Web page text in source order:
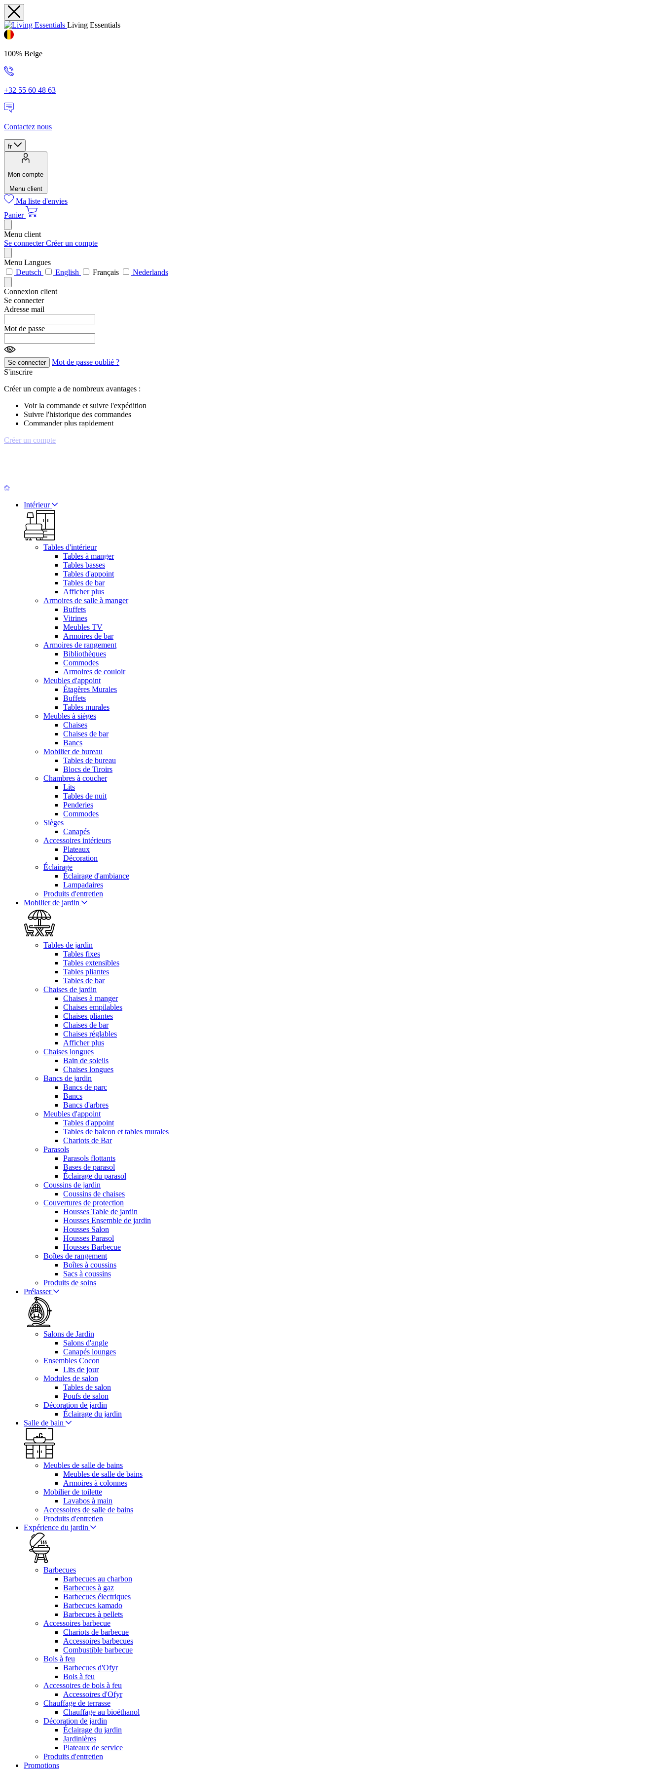
Living Essentials
100% Belge
+32 55 60 48 63
Contactez nous
fr
Mon compte
Menu client
Ma liste d'envies
Panier
Menu client
Se connecterCréer un compte
Menu Langues
Deutsch
English Français Nederlands
Connexion client
Se connecter
Adresse mail
Mot de passe
Se connecter
Mot de passe oublié ?
S'inscrire
Créer un compte a de nombreux avantages :
Voir la commande et suivre l'expédition
Suivre l'historique des commandes
Commander plus rapidement
Créer un compte
Intérieur
Tables d'intérieur
Tables à manger
Tables basses
Tables d'appoint
Tables de bar
Afficher plus
Armoires de salle à manger
Buffets
Vitrines
Meubles TV
Armoires de bar
Armoires de rangement
Bibliothèques
Commodes
Armoires de couloir
Meubles d'appoint
Étagères Murales
Buffets
Tables murales
Meubles à sièges
Chaises
Chaises de bar
Bancs
Mobilier de bureau
Tables de bureau
Blocs de Tiroirs
Chambres à coucher
Lits
Tables de nuit
Penderies
Commodes
Sièges
Canapés
Accessoires intérieurs
Plateaux
Décoration
Éclairage
Éclairage d'ambiance
Lampadaires
Produits d'entretien
Mobilier de jardin
Tables de jardin
Tables fixes
Tables extensibles
Tables pliantes
Tables de bar
Chaises de jardin
Chaises à manger
Chaises empilables
Chaises pliantes
Chaises de bar
Chaises réglables
Afficher plus
Chaises longues
Bain de soleils
Chaises longues
Bancs de jardin
Bancs de parc
Bancs
Bancs d'arbres
Meubles d'appoint
Tables d'appoint
Tables de balcon et tables murales
Chariots de Bar
Parasols
Parasols flottants
Bases de parasol
Éclairage du parasol
Coussins de jardin
Coussins de chaises
Couvertures de protection
Housses Table de jardin
Housses Ensemble de jardin
Housses Salon
Housses Parasol
Housses Barbecue
Boîtes de rangement
Boîtes à coussins
Sacs à coussins
Produits de soins
Prélasser
Salons de Jardin
Salons d'angle
Canapés lounges
Ensembles Cocon
Lits de jour
Modules de salon
Tables de salon
Poufs de salon
Décoration de jardin
Éclairage du jardin
Salle de bain
Meubles de salle de bains
Meubles de salle de bains
Armoires à colonnes
Mobilier de toilette
Lavabos à main
Accessoires de salle de bains
Produits d'entretien
Expérience du jardin
Barbecues
Barbecues au charbon
Barbecues à gaz
Barbecues électriques
Barbecues kamado
Barbecues à pellets
Accessoires barbecue
Chariots de barbecue
Accessoires barbecues
Combustible barbecue
Bols à feu
Barbecues d'Ofyr
Bols à feu
Accessoires de bols à feu
Accessoires d'Ofyr
Chauffage de terrasse
Chauffage au bioéthanol
Décoration de jardin
Éclairage du jardin
Jardinières
Plateaux de service
Produits d'entretien
Promotions